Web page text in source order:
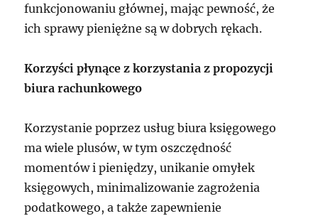
funkcjonowaniu głównej, mając pewność, że
ich sprawy pieniężne są w dobrych rękach.
Korzyści płynące z korzystania z propozycji
biura rachunkowego
Korzystanie poprzez usług biura księgowego
ma wiele plusów, w tym oszczędność
momentów i pieniędzy, unikanie omyłek
księgowych, minimalizowanie zagrożenia
podatkowego, a także zapewnienie